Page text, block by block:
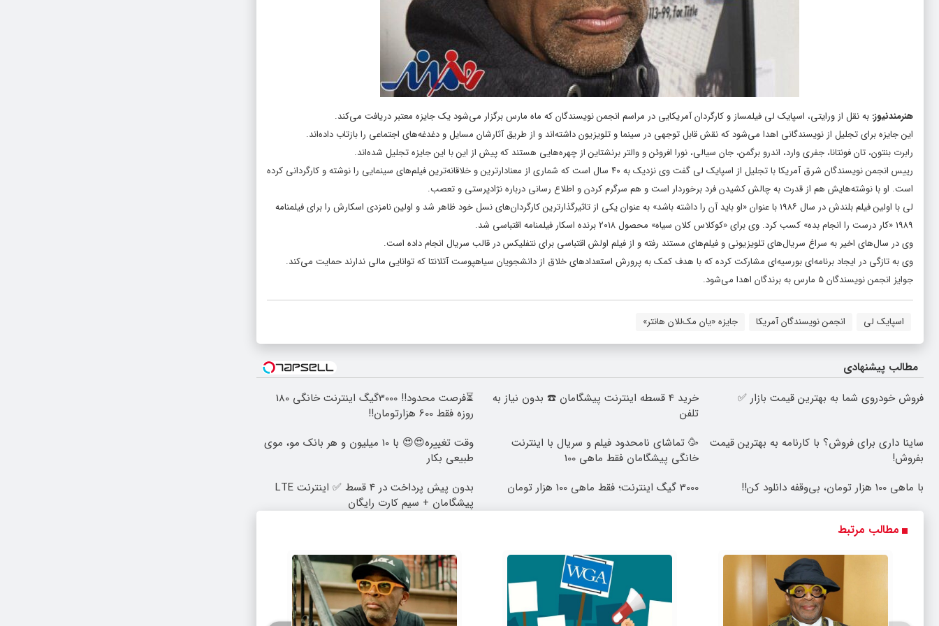
هنرمندنیوز: به نقل از ورایتی، اسپایک لی فیلمساز و کارگردان آمریکایی در مراسم انجمن نویسندگان که ماه مارس برگزار می‌شود یک جایزه معتبر دریافت می‌کند.
این جایزه برای تجلیل از نویسندگانی اهدا می‌شود که نقش قابل توجهی در سینما و تلویزیون داشته‌اند و از طریق آثارشان مسایل و دغدغه‌های اجتماعی را بازتاب داده‌اند.
رابرت بنتون، تان فونتانا، جفری وارد، اندرو برگمن، جان سیالی، نورا افروئن و والتر برنشتاین از چهره‌هایی هستند که پیش از این با این جایزه تجلیل شده‌اند.
رییس انجمن نویسندگان شرق آمریکا با تجلیل از اسپایک لی گفت وی نزدیک به ۴۰ سال است که شماری از معنادارترین و خلاقانه‌ترین فیلم‌های سینمایی را نوشته و کارگردانی کرده
است. او با نوشته‌هایش هم از قدرت به چالش کشیدن فرد برخوردار است و هم سرگرم کردن و اطلاع رسانی درباره نژادپرستی و تعصب.
لی با اولین فیلم بلندش در سال ۱۹۸۶ با عنوان «او باید آن را داشته باشد» به عنوان یکی از تاثیرگذارترین کارگردان‌های نسل خود ظاهر شد و اولین نامزدی اسکارش را برای فیلمنامه
۱۹۸۹ «کار درست را انجام بده» کسب کرد. وی برای «کوکلاس کلان سیاه» محصول ۲۰۱۸ برنده اسکار فیلمنامه اقتباسی شد.
وی در سال‌های اخیر به سراغ سریال‌های تلویزیونی و فیلم‌های مستند رفته و از فیلم اولش اقتباسی برای نتفلیکس در قالب سریال انجام داده است.
وی به تازگی در ایجاد برنامه‌ای بورسیه‌ای مشارکت کرده که با هدف کمک به پرورش استعدادهای خلاق از دانشجویان سیاهپوست آتلانتا که توانایی مالی ندارند حمایت می‌کند.
جوایز انجمن نویسندگان ۵ مارس به برندگان اهدا می‌شود.
اسپایک لی انجمن نویسندگان آمریکا جایزه «یان مک‌للان هانتر»
مطالب پیشنهادی
فروش خودروی شما به بهترین قیمت بازار ✅
خرید 4 قسطه اینترنت پیشگامان ☎️ بدون نیاز به
تلفن
⏳فرصت محدود!! 3000گیگ اینترنت خانگی 180
روزه فقط 600 هزارتومان!!
ساینا داری برای فروش؟ با کارنامه به بهترین قیمت
بفروش!
🥳 تماشای نامحدود فیلم و سریال با اینترنت
خانگی پیشگامان فقط ماهی 100
وقت تغییره😍😍 با 10 میلیون و هر بانک مو، موی
طبیعی بکار
با ماهی 100 هزار تومان، بی‌وقفه دانلود کن!!
3000 گیگ اینترنت؛ فقط ماهی 100 هزار تومان
بدون پیش پرداخت در 4 قسط ✅ اینترنت LTE
پیشگامان + سیم کارت رایگان
مطالب مرتبط